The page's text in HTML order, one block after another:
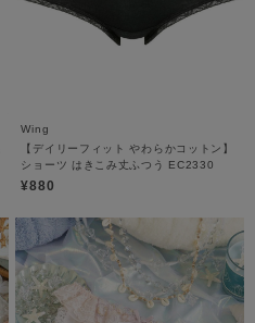
Wing
【デイリーフィット やわらかコットン】
ショーツ はきこみ丈ふつう EC2330
¥880